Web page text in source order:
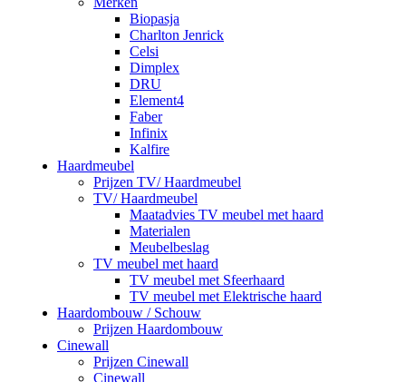
Biopasja
Charlton Jenrick
Celsi
Dimplex
DRU
Element4
Faber
Infinix
Kalfire
Haardmeubel
Prijzen TV/ Haardmeubel
TV/ Haardmeubel
Maatadvies TV meubel met haard
Materialen
Meubelbeslag
TV meubel met haard
TV meubel met Sfeerhaard
TV meubel met Elektrische haard
Haardombouw / Schouw
Prijzen Haardombouw
Cinewall
Prijzen Cinewall
Cinewall